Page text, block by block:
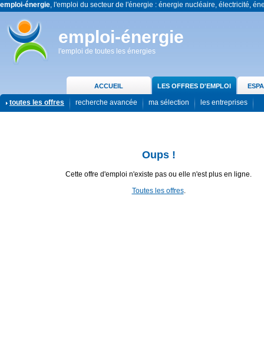
emploi-énergie, l'emploi du secteur de l'énergie : énergie nucléaire, électricité,
emploi-énergie
l'emploi de toutes les énergies
ACCUEIL LES OFFRES D'EMPLOI
toutes les offres recherche avancée ma sélection les entreprises
Oups !
Cette offre d'emploi n'existe pas ou elle n'est plus en ligne.
Toutes les offres.